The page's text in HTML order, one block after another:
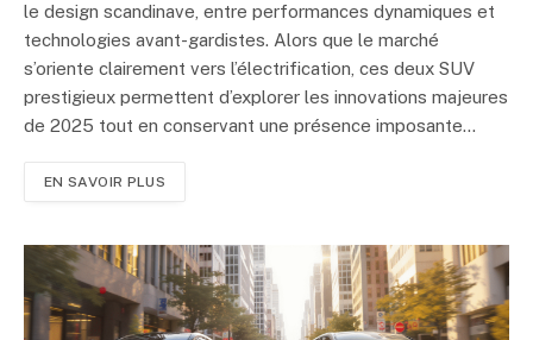
le design scandinave, entre performances dynamiques et
technologies avant-gardistes. Alors que le marché
s’oriente clairement vers l’électrification, ces deux SUV
prestigieux permettent d’explorer les innovations majeures
de 2025 tout en conservant une présence imposante…
EN SAVOIR PLUS